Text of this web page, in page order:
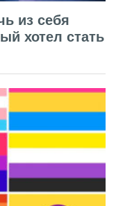
из себя
хотел стать